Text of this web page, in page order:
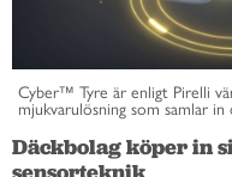
Cyber™ Tyre är enligt Pirelli
mjukvarulösning som samlar
Däckbolag köper in